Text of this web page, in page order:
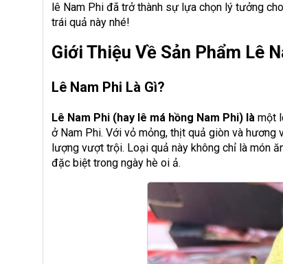
lê Nam Phi đã trở thành sự lựa chọn lý tưởng
trái quả này nhé!
Giới Thiệu Về Sản Phẩm Lê
Lê Nam Phi Là Gì?
Lê Nam Phi (hay lê má hồng Nam Phi) là một
ở Nam Phi. Với vỏ mỏng, thịt quả giòn và
lượng vượt trội. Loại quả này không chỉ là món
đặc biệt trong ngày hè oi ả.